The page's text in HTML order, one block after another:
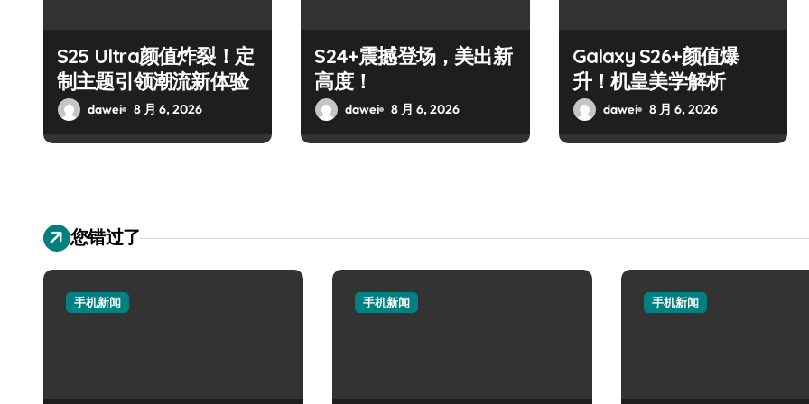
S25 Ultra颜值炸裂！定
制主题引领潮流新体验
dawei 8 月 6, 2026
S24+震撼登场，美出新
高度！
dawei 8 月 6, 2026
Galaxy S26+颜值爆
升！机皇美学解析
dawei 8 月 6, 2026
您错过了
手机新闻 手机新闻 手机新闻